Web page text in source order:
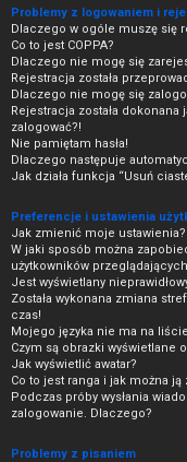
Problemy z logowaniem i
Dlaczego w ogóle muszę się
Co to jest COPPA?
Dlaczego nie mogę się
Rejestracja została
Dlaczego nie mogę się
Rejestracja została
zalogować?!
Nie pamiętam hasła!
Dlaczego następuje
Jak działa funkcja “Usuń
Preferencje i ustawienia
Jak zmienić moje ustawienia?
W jaki sposób można
użytkowników
Jest wyświetlany
Została wykonana zmiana
czas!
Mojego języka nie ma na
Czym są obrazki wyświetlane
Jak wyświetlić awatar?
Co to jest ranga i jak można ją
Podczas próby wysłania
zalogowanie. Dlaczego?
Problemy z pisaniem